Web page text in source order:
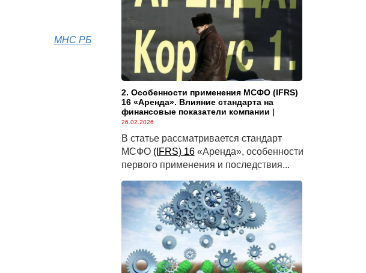
МНС РБ
2. Особенности применения МСФО (IFRS)
16 «Аренда». Влияние стандарта на
финансовые показатели компании |
26.02.2026
В статье рассматривается стандарт
МСФО (IFRS) 16«Аренда», особенности
первого применения и последствия...